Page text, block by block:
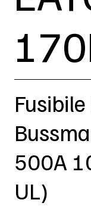
Fusibile
500A
UL)